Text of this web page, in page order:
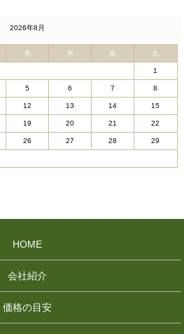
2026年8月
水 木 金 土
1
5 6 7 8
12 13 14 15
19 20 21 22
26 27 28 29
HOME
会社紹介
価格の目安